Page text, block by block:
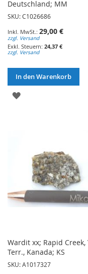
Deutschland; MM
SKU: C1026686
29,00 €
zzgl. Versand
24,37 €
zzgl. Versand
In den Warenkorb
ZUR
Wardit xx; Rapid Creek,
Terr., Kanada; KS
SKU: A1017327